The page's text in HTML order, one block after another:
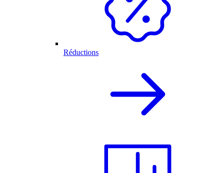
Réductions